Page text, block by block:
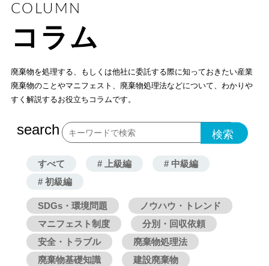
DXE電子契約
資料請求
導入の流れ
導入事例
お役立ち資料 よくあるご質問
お問い合わせ
ご導入がお済みの方
ログイン
COLUMN
コラム
廃棄物を処理する、もしくは他社に委託する際に知っておきたい産業
廃棄物のことやマニフェスト、廃棄物処理法などについて、 わかりや
すく解説するお役立ちコラムです。
search
すべて # 上級編
# 中級編
# 初級編
SDGs・環境問題
ノウハウ・トレンド
マニフェスト制度
分別・回収依頼
安全・トラブル
廃棄物処理法
廃棄物基礎知識
建設廃棄物